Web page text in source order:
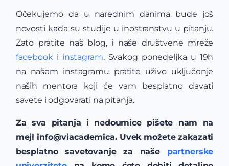
Očekujemo da u narednim danima bude još
novosti kada su studije u inostranstvu u pitanju.
Zato pratite naš blog, i naše društvene mreže
facebooki instagram. Svakog ponedeljka u 19h
na našem instagramu pratite uživo uključenje
naših mentora koji će vam besplatno davati
savete i odgovarati na pitanja.
Za sva pitanja i nedoumice pišete nam na
mejl info@viacademica. Uvek možete zakazati
besplatno savetovanje za naše partnerske